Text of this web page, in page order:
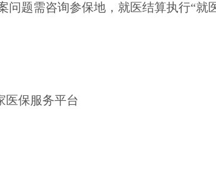
问题需咨询参保地，就医结算执行“就
医保服务平台